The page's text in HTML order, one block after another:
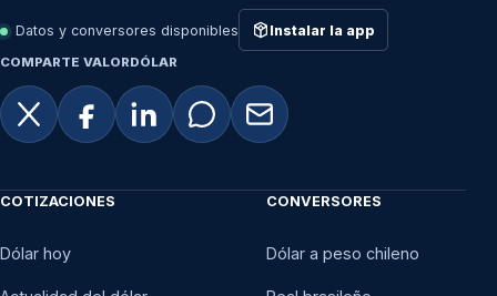
30 nov 2020
26 nov 2020
Datos y conversores disponibles Instalar la app
COMPARTE VALORDÓLAR
COTIZACIONES
Dólar hoy
CONVERSORES
Dólar a peso chileno